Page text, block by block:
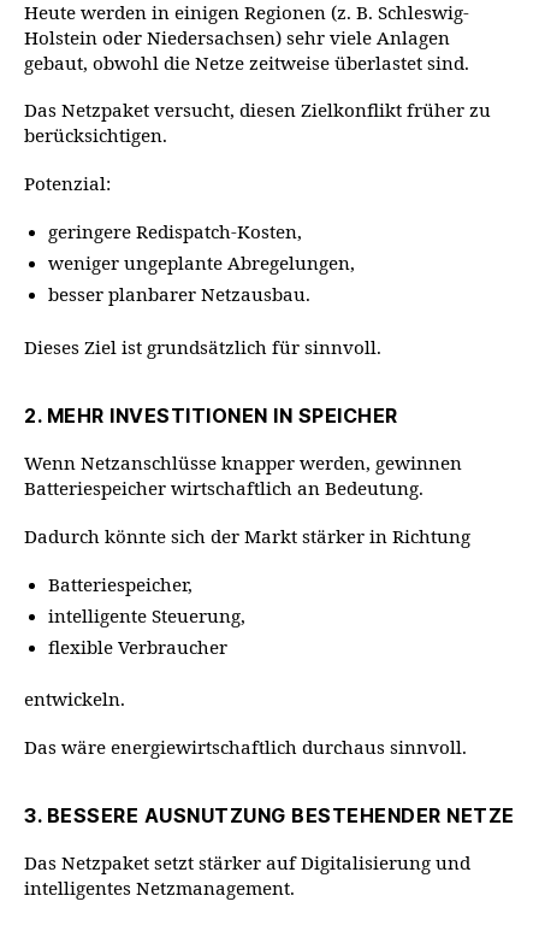
Heute werden in einigen Regionen (z. B. Schleswig-
Holstein oder Niedersachsen) sehr viele Anlagen
gebaut, obwohl die Netze zeitweise überlastet sind.
Das Netzpaket versucht, diesen Zielkonflikt früher zu
berücksichtigen.
Potenzial:
geringere Redispatch-Kosten,
weniger ungeplante Abregelungen,
besser planbarer Netzausbau.
Dieses Ziel ist grundsätzlich für sinnvoll.
2. MEHR INVESTITIONEN IN SPEICHER
Wenn Netzanschlüsse knapper werden, gewinnen
Batteriespeicher wirtschaftlich an Bedeutung.
Dadurch könnte sich der Markt stärker in Richtung
Batteriespeicher,
intelligente Steuerung,
flexible Verbraucher
entwickeln.
Das wäre energiewirtschaftlich durchaus sinnvoll.
3. BESSERE AUSNUTZUNG BESTEHENDER NETZE
Das Netzpaket setzt stärker auf Digitalisierung und
intelligentes Netzmanagement.